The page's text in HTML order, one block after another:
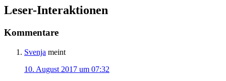
Leser-Interaktionen
Kommentare
Svenja meint
10. August 2017 um 07:32